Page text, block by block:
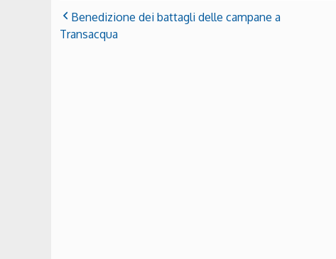
Benedizione dei battagli delle campane a
Transacqua